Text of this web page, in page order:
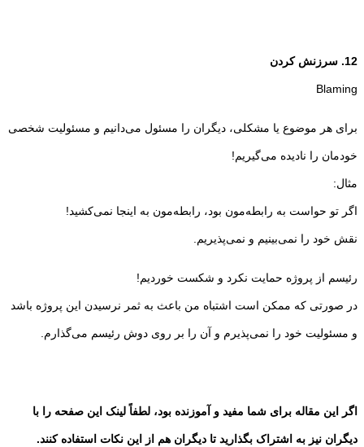
12. سرزنش کردن
Blaming
برای هر موضوع یا مشکلی، دیگران را مسئول می‌دانیم و مسئولیت شخصی
خودمان را نادیده می‌گیریم!
مثال:
اگر تو حواست به رابطه‌مون بود، رابطه‌مون به اینجا نمی‌کشید!
نقش خود را نمی‌بینیم و نمی‌پذیریم.
رئیسم از پروژه حمایت نکرد و شکست خوردیم!
در صورتی که ممکن است اشتباه من باعث به ثمر نرسیدن این پروژه باشد
و مسئولیت خود را نمی‌پذیرم و آن را بر روی دوش رئیسم می‌گذارم.
اگر این مقاله برای شما مفید و آموزنده بود، لطفاً لینک این صفحه را با
دیگران نیز به اشتراک بگذارید تا دیگران هم از این نکات استفاده کنند.